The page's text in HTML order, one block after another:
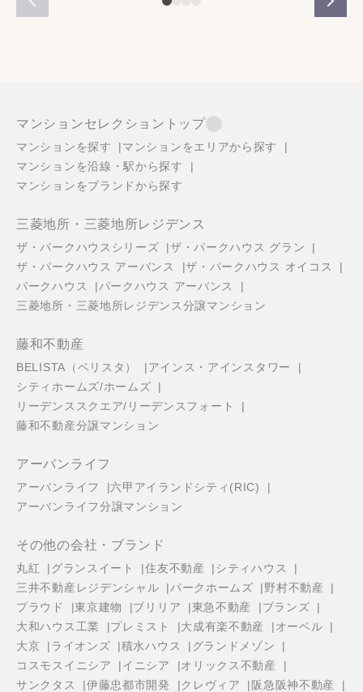
マンションセレクショントップ
マンションを探す
マンションをエリアから探す
マンションを沿線・駅から探す
マンションをブランドから探す
三菱地所・三菱地所レジデンス
ザ・パークハウスシリーズ
ザ・パークハウス グラン
ザ・パークハウス アーバンス
ザ・パークハウス オイコス
パークハウス
パークハウス アーバンス
三菱地所・三菱地所レジデンス分譲マンション
藤和不動産
BELISTA（ベリスタ）
アインス・アインスタワー
シティホームズ/ホームズ
リーデンススクエア/リーデンスフォート
藤和不動産分譲マンション
アーバンライフ
アーバンライフ
六甲アイランドシティ(RIC)
アーバンライフ分譲マンション
その他の会社・ブランド
丸紅 グランスイート 住友不動産
シティハウス
三井不動産レジデンシャル
パークホームズ
野村不動産
プラウド
東京建物 ブリリア 東急不動産
ブランズ
大和ハウス工業
プレミスト 大成有楽不動産
オーベル
大京
ライオンズ 積水ハウス
グランドメゾン
コスモスイニシア
イニシア
オリックス不動産
サンクタス
伊藤忠都市開発 クレヴィア
阪急阪神不動産